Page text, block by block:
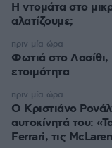
Η ντομάτα στο
αλατίζουμε;
Φωτιά στο Λασίθι,
ετοιμότητα
πριν μία ώρα
Ο Κριστιάνο
αυτοκίνητά του:
Ferrari, τις
πριν μία ώρα